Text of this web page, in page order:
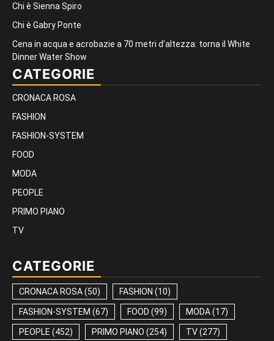
Chi è Sienna Spiro
Chi è Gabry Ponte
Cena in acqua e acrobazie a 70 metri d’altezza: torna il White
Dinner Water Show
CATEGORIE
CRONACA ROSA
FASHION
FASHION-SYSTEM
FOOD
MODA
PEOPLE
PRIMO PIANO
TV
CATEGORIE
CRONACA ROSA(50) FASHION (10)
FASHION-SYSTEM (67) FOOD (99) MODA(17)
PEOPLE (452) PRIMO PIANO (254) TV(277)